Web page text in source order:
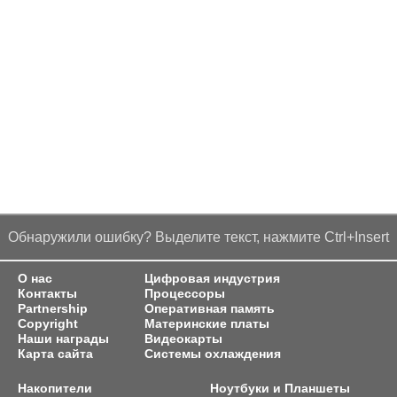
Обнаружили ошибку? Выделите текст, нажмите Ctrl+Insert
О нас
Контакты
Partnership
Copyright
Наши награды
Карта сайта
Цифровая индустрия
Процессоры
Оперативная память
Материнские платы
Видеокарты
Системы охлаждения
Накопители Ноутбуки и Планшеты